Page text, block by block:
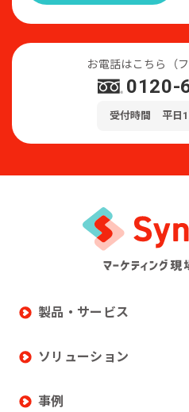
お電話はこちら（
0120-
受付時間 平日
製品・サービス
ソリューション
事例